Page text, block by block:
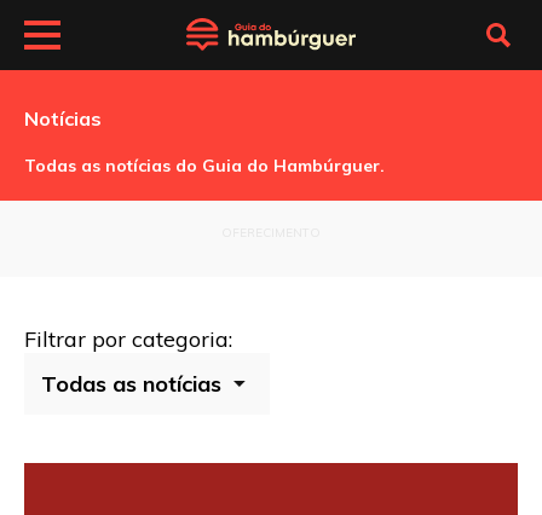
Notícias
Todas as notícias do Guia do Hambúrguer.
Filtrar por categoria: